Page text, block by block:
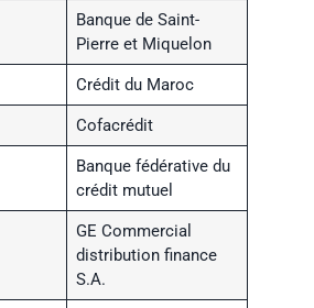
Banque de Saint-
Pierre et Miquelon
Crédit du Maroc
Cofacrédit
Banque fédérative du
crédit mutuel
GE Commercial
distribution finance
S.A.